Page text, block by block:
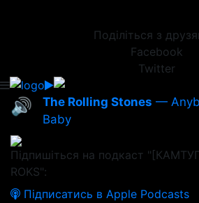
Поділіться з
Facebook
Twitter
🔊 The Rolling Stones —
Baby
Підпишіться на подкаст
ROKS":
Підписатись в Apple Podcasts